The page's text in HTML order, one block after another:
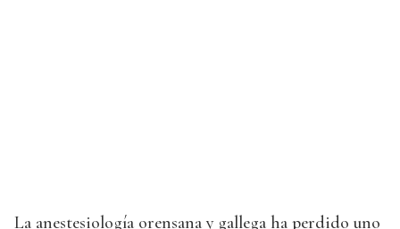
La anestesiología orensana y gallega ha perdido uno